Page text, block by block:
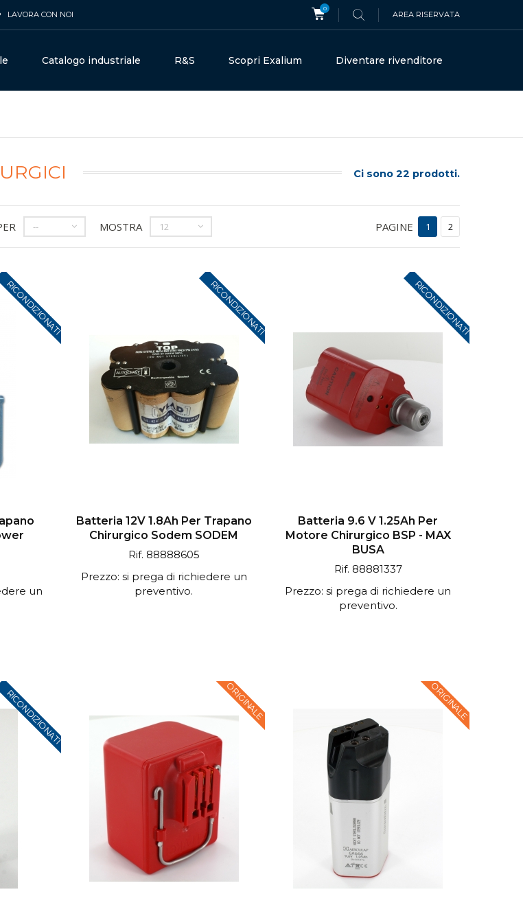
LAVORA CON NOI
0
AREA RISERVATA
Catalogo industriale R&S Scopri Exalium Diventare rivenditore
Ci sono 22 prodotti.
-- MOSTRA 12 PAGINE 1 2
RICONDIZIONATI
un
RICONDIZIONATI
Batteria 12V 1.8Ah Per Trapano
Chirurgico Sodem SODEM
Rif. 88888605
Prezzo: si prega di richiedere un
preventivo.
RICONDIZIONATI
Batteria 9.6 V 1.25Ah Per
Motore Chirurgico BSP - MAX
BUSA
Rif. 88881337
Prezzo: si prega di richiedere un
preventivo.
RICONDIZIONATI ORIGINALE ORIGINALE